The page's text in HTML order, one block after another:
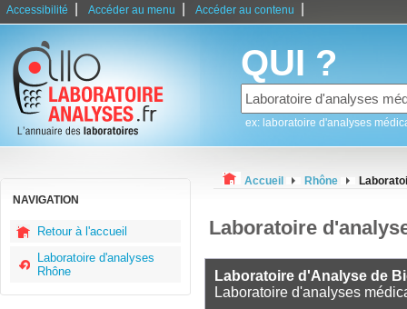
Accessibilité Accéder au menu Accéder au contenu
QUI ?
ex: laboratoire d'analyses
NAVIGATION
Retour à l'accueil
Laboratoire d'analyses
Rhône
Accueil Rhône
Laboratoire
Laboratoire d'Analyse de
Laboratoire d'analyses